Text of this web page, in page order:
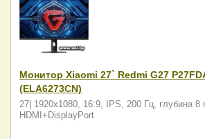
Монитор Xiaomi 27` Redmi G27
(ELA6273CN)
27| 1920x1080, 16:9, IPS, 200 Гц, глубина 8
HDMI+DisplayPort